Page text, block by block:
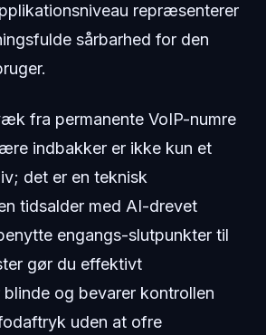
repræsenterer
sårbarhed for den
fra permanente VoIP-numre
indbakker er ikke kun et
det er en teknisk
tidsalder med AI-drevet
engangs-slutpunkter til
gør du effektivt
og bevarer kontrollen
uden at ofre